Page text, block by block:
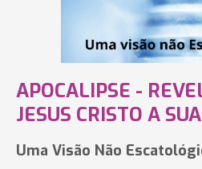
APOCALIPSE -
JESUS CRISTO A
Uma Visão Não